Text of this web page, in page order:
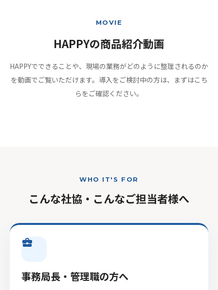
MOVIE
HAPPYの商品紹介動画
HAPPYでできることや、現場の業務がどのように整理されるのか
を動画でご覧いただけます。導入をご検討中の方は、まずはこち
らをご確認ください。
WHO IT'S FOR
こんな社協・こんなご担当者様へ
business_center
事務局長・管理職の方へ